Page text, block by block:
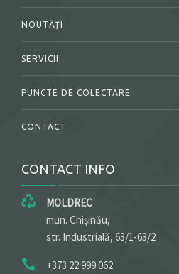
NOUTĂȚI
SERVICII
PUNCTE DE COLECTARE
CONTACT
CONTACT INFO
MOLDREC
mun. Chișinău,
str. Industrială, 63/1-63/2
+373 22 999 062